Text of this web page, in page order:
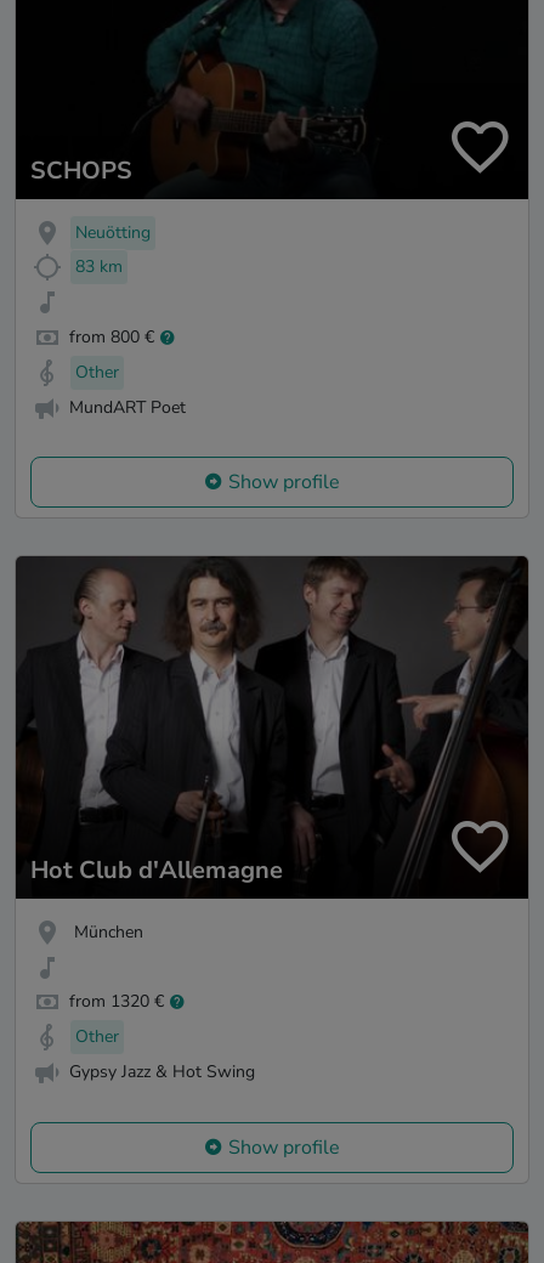
SCHOPS
Neuötting
83 km
from 800 €
Other
MundART Poet
Show profile
Hot Club d'Allemagne
München
from 1320 €
Other
Gypsy Jazz & Hot Swing
Show profile